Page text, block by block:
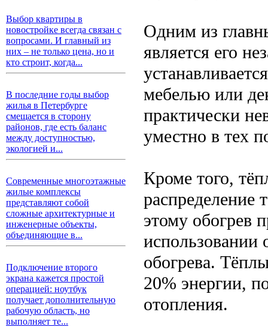
Выбор квартиры в
новостройке всегда связан с
вопросами. И главный из
них – не только цена, но и
кто строит, когда...
В последние годы выбор
жилья в Петербурге
смещается в сторону
районов, где есть баланс
между доступностью,
экологией и...
Современные многоэтажные
жилые комплексы
представляют собой
сложные архитектурные и
инженерные объекты,
объединяющие в...
Подключение второго
экрана кажется простой
операцией: ноутбук
получает дополнительную
рабочую область, но
выполняет те...
Одним из
является его
мебелью или
практически
уместно в тех
Кроме того,
распределение
этому обогрев
использовании
обогрева.
20% энергии,
отопления.